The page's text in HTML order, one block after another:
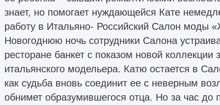
знает, но помогает нуждающейся Кате
работу в Итальяно- Российский Салон моды
Новогоднюю ночь сотрудники Салона
ресторане банкет с показом новой коллекции
итальянского модельера. Катю остается в
как судьба вновь соединит ее с неверным
обнимет образумившегося отца. Но за час до